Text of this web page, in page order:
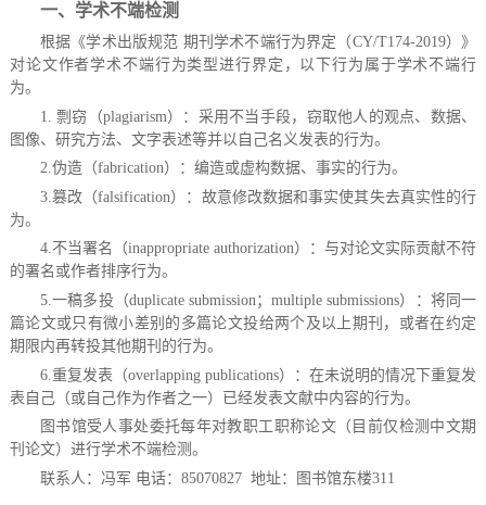
一、学术不端检测
根据《学术出版规范 期刊学术不端行为界定（CY/T174-2019）》
对论文作者学术不端行为类型进行界定，以下行为属于学术不端行
为。
1. 剽窃（plagiarism）：采用 不当手段，窃取他人的观点、数据、
图像、研究方法、文字表述等并以自己名义发表的行为。
2.伪造（fabrication）：编造或虚构数据、事实的行为。
3.篡改（falsification）：故意修改数据和事实使其失去真实性的行
为。
4.不当署名（inappropriate authorization）：与对论文实际贡献不符
的署名或作者排序行为。
5.一稿多投（duplicate submission；multiple submissions）：将同一
篇论文或只有微小差别的多篇论文投给两个及以上期刊，或者在约定
期限内再转投其他期刊的行为。
6.重复发表（overlapping publications）：在未说明的情况下重复发
表自己（或自己作为作者之一）已经发表文献中内容的行为。
图书馆受人事处委托每年对教职工职称论文（目前仅检测中文期
刊论文）进行学术不端检测。
联系人：冯军 电话：85070827 地址：图书馆东楼311